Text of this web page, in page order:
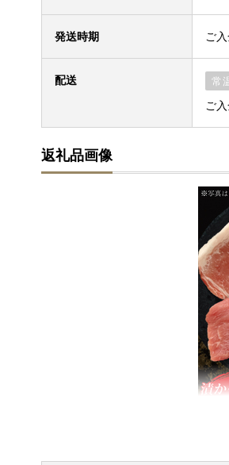
発送時期 ご
配送 常
ご
返礼品画像